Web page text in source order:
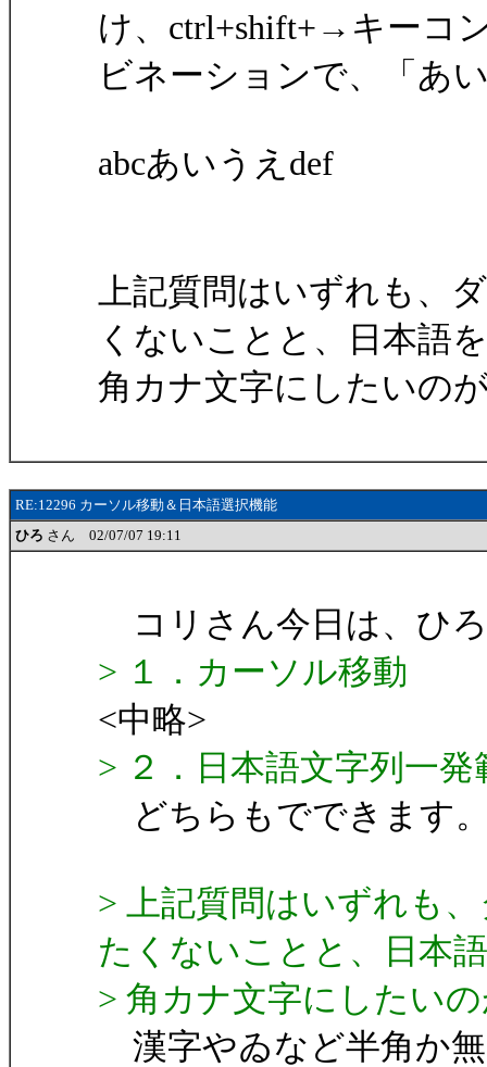
け、ctrl+shift+→キーコ
ビネーションで、「あ
abcあいうえdef
上記質問はいずれも、
くないことと、日本語
角カナ文字にしたいの
RE:12296 カーソル移動＆日本語選択機能
ひろ さん 02/07/07 19:11
コリさん今日は、ひ
> １．カーソル移動
<中略>
> ２．日本語文字列一発
どちらもでできます
> 上記質問はいずれも
たくないことと、日本
> 角カナ文字にしたい
漢字やゐなど半角か